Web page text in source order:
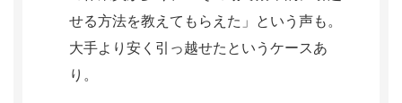
せる方法を教えてもらえた」という声も。
大手より安く引っ越せたというケースあ
り。